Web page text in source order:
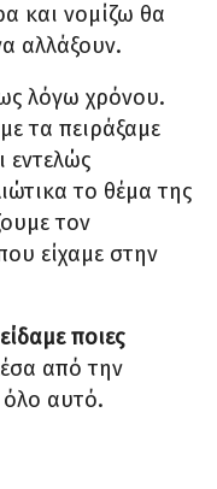
και νομίζω θα
αλλάξουν.
λόγω χρόνου.
τα πειράξαμε
εντελώς
το θέμα της
τον
είχαμε στην
ποιες
από την
αυτό.